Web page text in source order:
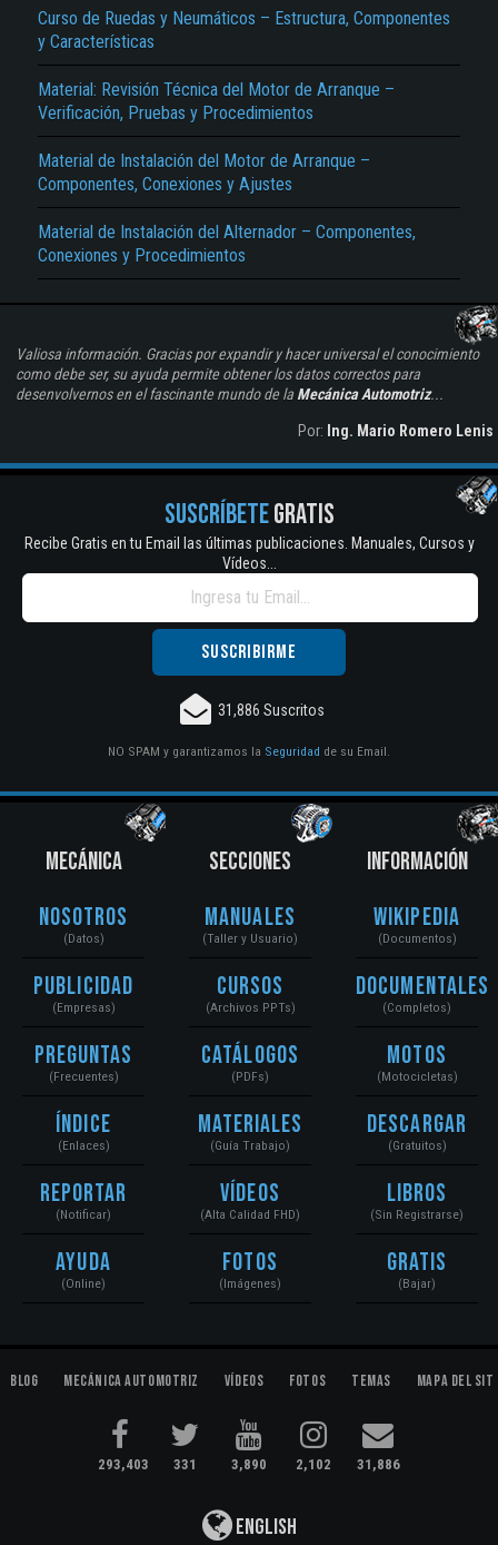
Curso de Ruedas y Neumáticos – Estructura, Componentes
y Características
Material: Revisión Técnica del Motor de Arranque –
Verificación, Pruebas y Procedimientos
Material de Instalación del Motor de Arranque –
Componentes, Conexiones y Ajustes
Material de Instalación del Alternador – Componentes,
Conexiones y Procedimientos
Valiosa información. Gracias por expandir y hacer universal el conocimiento
como debe ser, su ayuda permite obtener los datos correctos para
desenvolvernos en el fascinante mundo de la Mecánica Automotriz...
Por: Ing. Mario Romero Lenis
SUSCRÍBETEGRATIS
Recibe Gratis en tu Email las últimas publicaciones. Manuales, Cursos y
Vídeos...
31,886 Suscritos
NO SPAM y garantizamos la Seguridad de su Email.
MECÁNICA
Nosotros
(Datos)
Publicidad
(Empresas)
Preguntas
(Frecuentes)
Índice
(Enlaces)
Reportar
(Notificar)
Ayuda
(Online)
SECCIONES
Manuales
(Taller y Usuario)
Cursos
(Archivos PPTs)
Catálogos
(PDFs)
Materiales
(Guía Trabajo)
Vídeos
(Alta Calidad FHD)
Fotos
(Imágenes)
INFORMACIÓN
Wikipedia
(Documentos)
Documentales
(Completos)
Motos
(Motocicletas)
Descargar
(Gratuitos)
Libros
(Sin Registrarse)
Gratis
(Bajar)
Blog Mecánica Automotriz Vídeos Fotos Temas Mapa del
293,403 331 3,890 2,102 31,886
English